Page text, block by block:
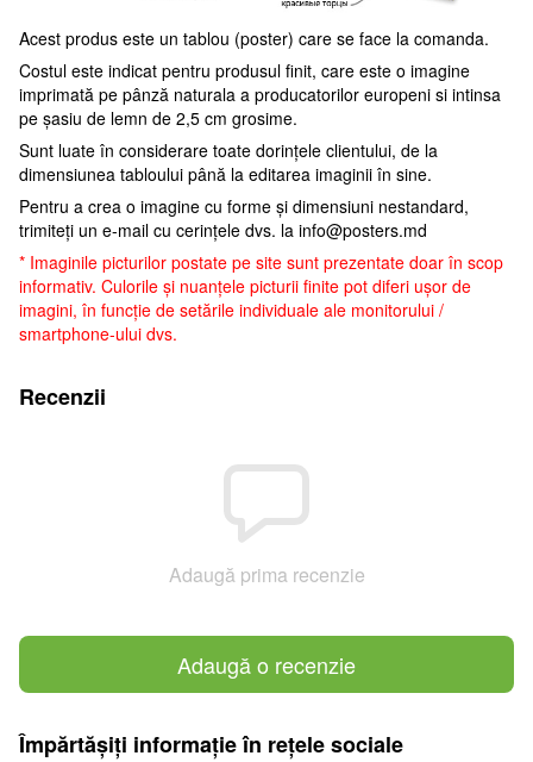
Acest produs este un tablou (poster) care se face la comanda.
Costul este indicat pentru produsul finit, care este o imagine
imprimată pe pânză naturala a producatorilor europeni si intinsa
pe șasiu de lemn de 2,5 cm grosime.
Sunt luate în considerare toate dorințele clientului, de la
dimensiunea tabloului până la editarea imaginii în sine.
Pentru a crea o imagine cu forme și dimensiuni nestandard,
trimiteți un e-mail cu cerințele dvs. la info@posters.md
* Imaginile picturilor postate pe site sunt prezentate doar în scop
informativ. Culorile și nuanțele picturii finite pot diferi ușor de
imagini, în funcție de setările individuale ale monitorului /
smartphone-ului dvs.
Recenzii
Adaugă prima recenzie
Adaugă o recenzie
Împărtășiți informație în rețele sociale